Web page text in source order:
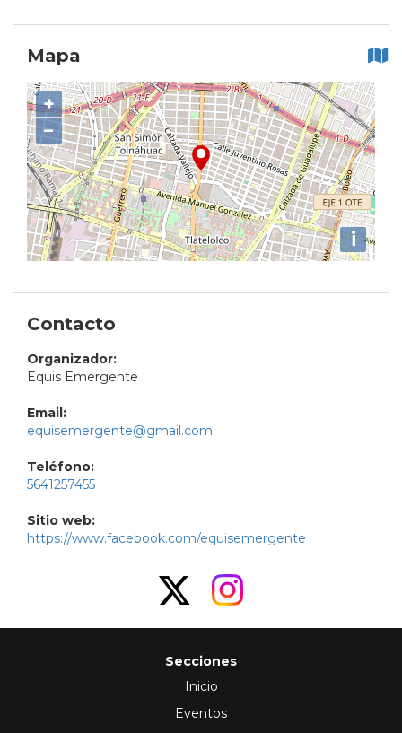
Mapa
+
−
i
Contacto
Organizador:
Equis Emergente
Email:
equisemergente@gmail.com
Teléfono:
5641257455
Sitio web:
https://www.facebook.com/equisemergente
Secciones
Inicio
Eventos